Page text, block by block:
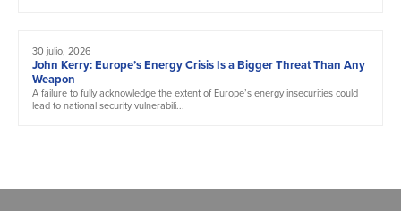
30 julio, 2026
John Kerry: Europe’s Energy Crisis Is a Bigger Threat Than Any
Weapon
A failure to fully acknowledge the extent of Europe’s energy insecurities could
lead to national security vulnerabili...